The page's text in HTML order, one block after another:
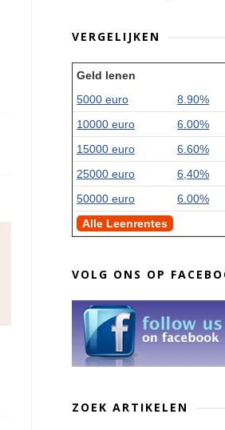
VERGELIJKEN
Geld lenen
5000 euro
8.90%
10000 euro
6.00%
15000 euro
6.60%
25000 euro
6,40%
50000 euro
6.00%
Alle Leenrentes
VOLG ONS OP
ZOEK ARTIKELEN